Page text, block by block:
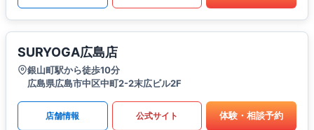
SURYOGA広島店
銀山町駅から徒歩10分
広島県広島市中区中町2-2末広ビル2F
店舗情報 公式サイト 体験・相談予約